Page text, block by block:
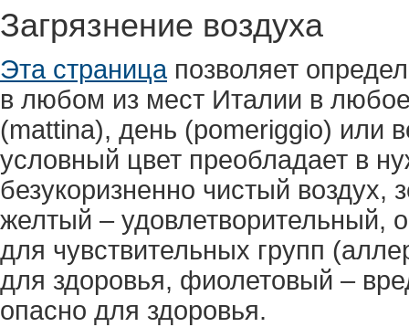
Загрязнение воздуха
Эта страницапозволяет
в любом из мест Италии в
(mattina), день (pomeriggio) или
условный цвет преобладает в
безукоризненно чистый воздух,
желтый – удовлетворительный,
для чувствительных групп
для здоровья, фиолетовый –
опасно для здоровья.